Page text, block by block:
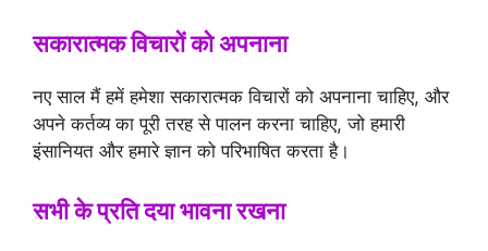
सकारात्मक विचारों को अपनाना
नए साल मैं हमें हमेशा सकारात्मक विचारों को अपनाना चाहिए, और
अपने कर्तव्य का पूरी तरह से पालन करना चाहिए, जो हमारी
इंसानियत और हमारे ज्ञान को परिभाषित करता है।
सभी के प्रति दया भावना रखना